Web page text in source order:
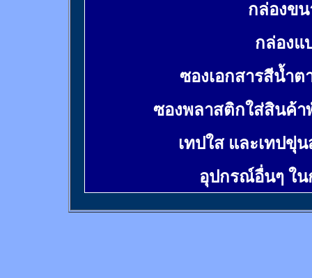
กล่องข
กล่องแ
ซองเอกสารสีน้ำต
ซองพลาสติกใส่สินค้า
เทปใส และเทปขุ่
อุปกรณ์อื่นๆ ใ